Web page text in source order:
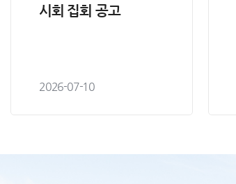
시회 집회 공고
2026-07-10